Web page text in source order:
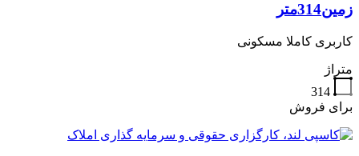
زمین314متر
کاربری کاملا مسکونی
متراژ
314
برای فروش